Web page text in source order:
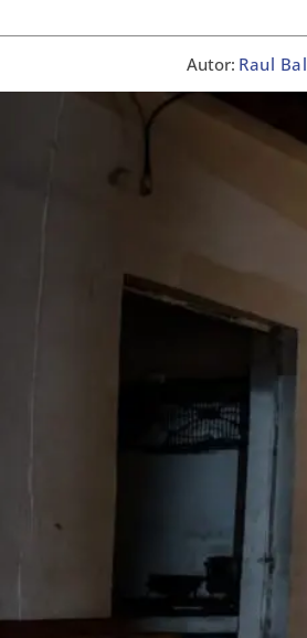
Autor: Raul